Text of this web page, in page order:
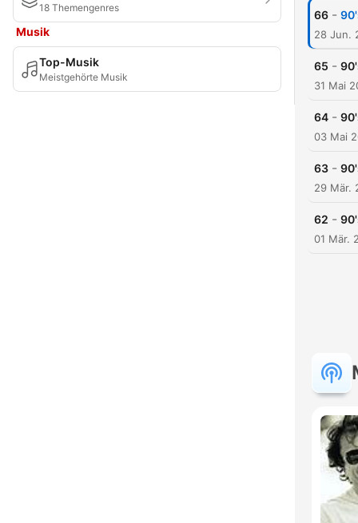
18 Themengenres
Musik
Top-Musik
Meistgehörte Musik
66 -
28 Jun.
65 -
31 Mai
64 -
03 Mai
63 -
29 Mär.
62 -
01 Mär.